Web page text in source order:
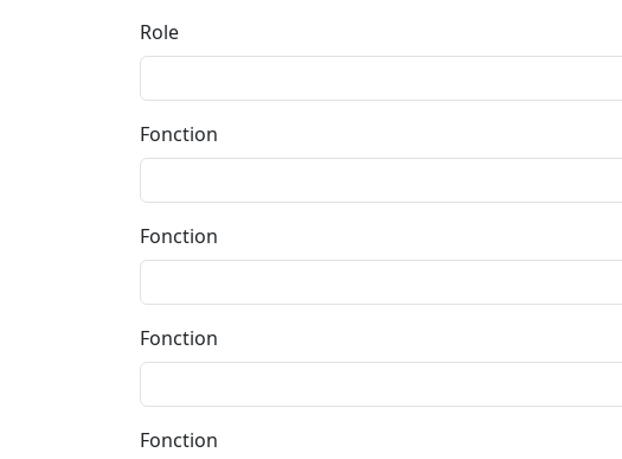
Role
Fonction
Fonction
Fonction
Fonction